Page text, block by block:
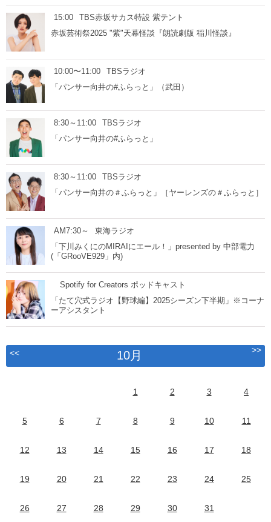
15:00
TBS赤坂サカス特設 紫テント
赤坂芸術祭2025 "紫"天幕怪談『朗読劇版 稲川怪談』
10:00〜11:00
TBSラジオ
「パンサー向井の#ふらっと」（武田）
8:30～11:00
TBSラジオ
「パンサー向井の#ふらっと」
8:30～11:00
TBSラジオ
「パンサー向井の＃ふらっと」［ヤーレンズの＃ふらっと］
AM7:30～
東海ラジオ
「下川みくにのMIRAIにエール！」presented by 中部電力
(「GRooVE929」内)
Spotify for Creators ポッドキャスト
「たて穴式ラジオ【野球編】2025シーズン下半期」※コーナ
ーアシスタント
<< 10月 >>
1 2 3 4
5 6 7 8 9 10 11
12 13 14 15 16 17 18
19 20 21 22 23 24 25
26 27 28 29 30 31